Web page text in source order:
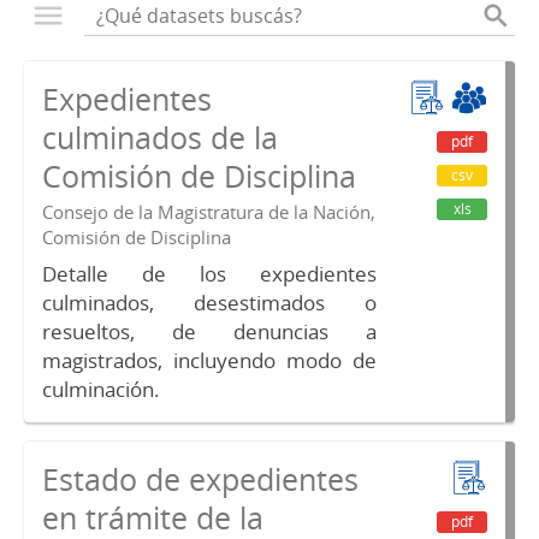
Expedientes
culminados de la
Comisión de Disciplina
Consejo de la Magistratura de la Nación,
Comisión de Disciplina
Detalle de los expedientes
culminados, desestimados o
resueltos, de denuncias a
magistrados, incluyendo modo de
culminación.
pdf
csv
xls
Estado de expedientes
en trámite de la
pdf